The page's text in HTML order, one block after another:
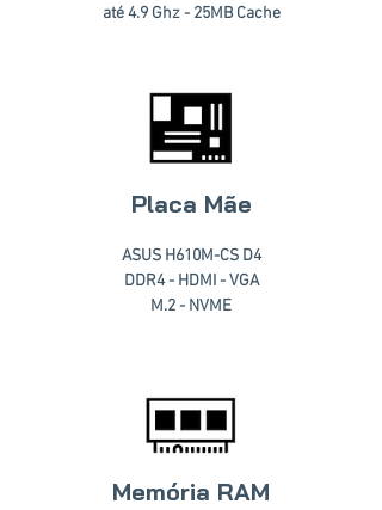
até 4.9 Ghz - 25MB Cache
Placa Mãe
ASUS H610M-CS D4
DDR4 - HDMI - VGA
M.2 - NVME
Memória RAM